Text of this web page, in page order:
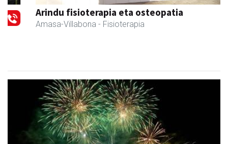
Arindu fisioterapia eta osteopatia
Amasa-Villabona - Fisioterapia